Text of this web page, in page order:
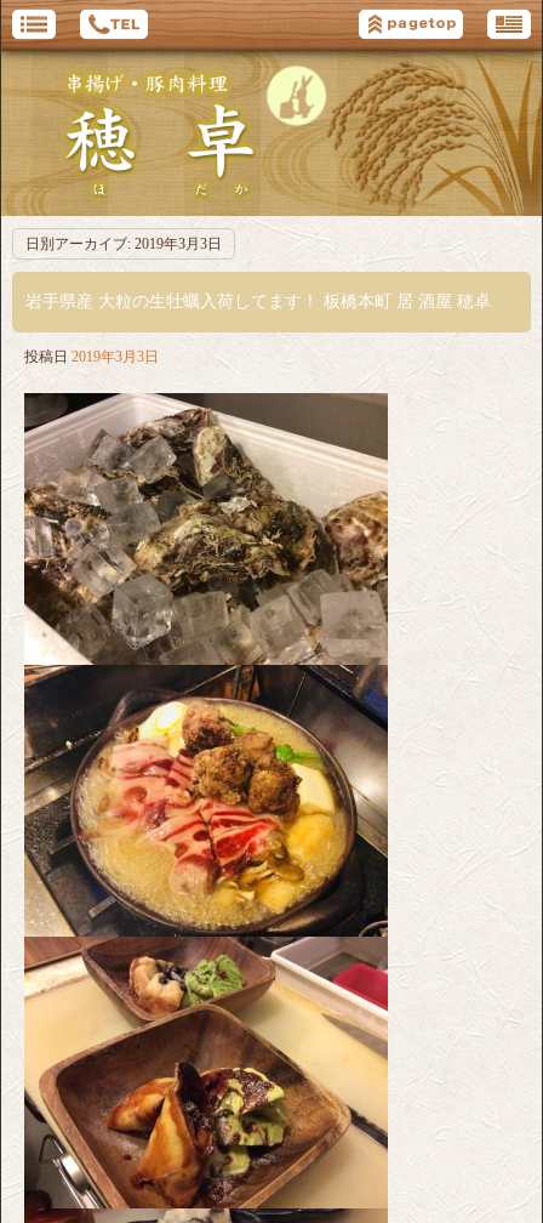
日別アーカイブ: 2019年3月3日
岩手県産 大粒の生牡蠣入荷してます！ 板橋本町 居 酒屋 穂卓
投稿日 2019年3月3日